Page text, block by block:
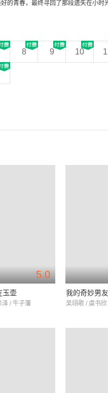
的青春，最终寻回了那段遗失在小时
8 9 10
5.0
玉壶
泽 / 牛子藩
我的奇妙男
吴翊歌 / 虞书